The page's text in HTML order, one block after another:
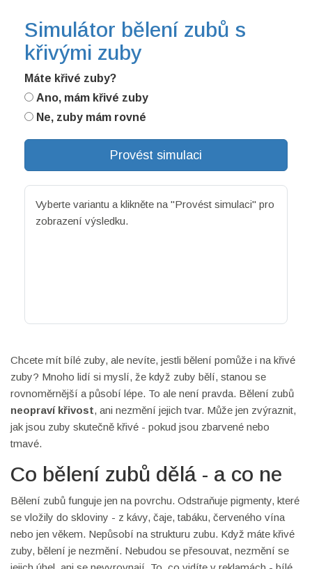
Simulátor bělení zubů s
křivými zuby
Máte křivé zuby?
Ano, mám křivé zuby
Ne, zuby mám rovné
Provést simulaci
Vyberte variantu a klikněte na "Provést simulaci" pro
zobrazení výsledku.
Chcete mít bílé zuby, ale nevíte, jestli bělení pomůže i na křivé
zuby? Mnoho lidí si myslí, že když zuby bělí, stanou se
rovnoměrnější a působí lépe. To ale není pravda. Bělení zubů
neopraví křivost, ani nezmění jejich tvar. Může jen zvýraznit,
jak jsou zuby skutečně křivé - pokud jsou zbarvené nebo
tmavé.
Co bělení zubů dělá - a co ne
Bělení zubů funguje jen na povrchu. Odstraňuje pigmenty, které
se vložily do skloviny - z kávy, čaje, tabáku, červeného vína
nebo jen věkem. Nepůsobí na strukturu zubu. Když máte křivé
zuby, bělení je nezmění. Nebudou se přesouvat, nezmění se